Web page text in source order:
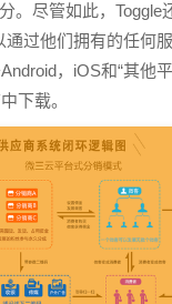
。尽管如此，Toggle
通过他们拥有的任何
，iOS和“其他
下载。